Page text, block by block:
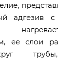
адгезив
ее слои